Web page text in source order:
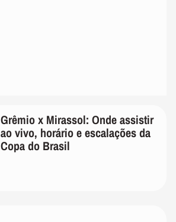
Grêmio x Mirassol: Onde assistir
ao vivo, horário e escalações da
Copa do Brasil